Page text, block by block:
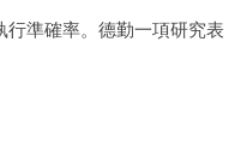
行準確率。德勤一項研究表